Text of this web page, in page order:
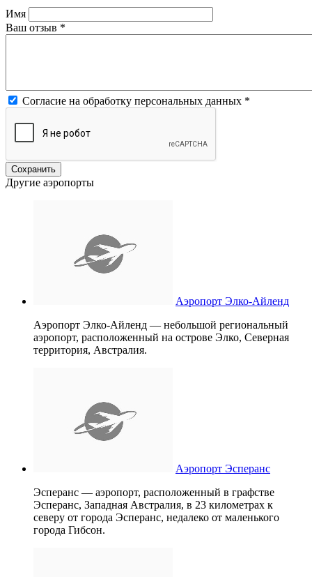
Имя
Ваш отзыв *
Согласие на обработку персональных данных *
Другие аэропорты
Аэропорт Элко-Айленд
Аэропорт Элко-Айленд — небольшой региональный
аэропорт, расположенный на острове Элко, Северная
территория, Австралия.
Аэропорт Эсперанс
Эсперанс — аэропорт, расположенный в графстве
Эсперанс, Западная Австралия, в 23 километрах к
северу от города Эсперанс, недалеко от маленького
города Гибсон.